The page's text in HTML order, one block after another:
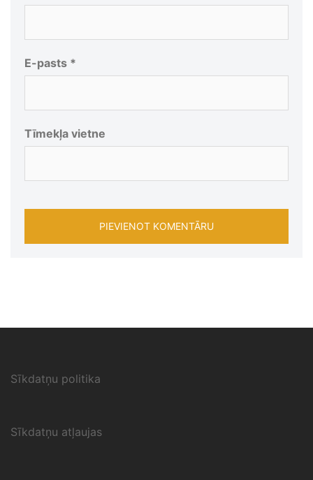
E-pasts *
Tīmekļa vietne
Sīkdatņu politika
Sīkdatņu atļaujas